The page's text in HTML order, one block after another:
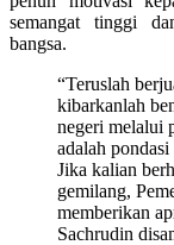
semangat tinggi
bangsa.
“Teruslah
kibarkanlah
negeri melalui
adalah
Jika kalian
gemilang,
memberikan
Sachrudin